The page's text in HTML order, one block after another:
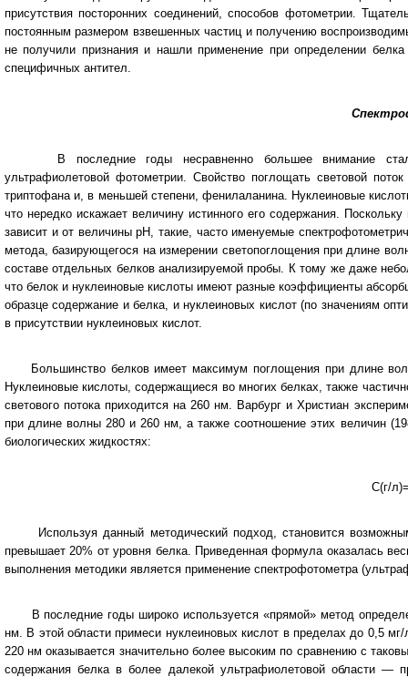
присутствия посторонних соединений, способов фотометрии.
постоянным размером взвешенных частиц и получению
не получили признания и нашли применение при определении
специфичных антител.
В последние годы несравненно большее внимание стало
ультрафиолетовой фотометрии. Свойство поглощать световой
триптофана и, в меньшей степени, фенилаланина. Нуклеиновые
что нередко искажает величину истинного его содержания.
зависит и от величины рН, такие, часто именуемые
метода, базирующегося на измерении светопоглощения при длине
составе отдельных белков анализируемой пробы. К тому же даже
что белок и нуклеиновые кислоты имеют разные коэффициенты
образце содержание и белка, и нуклеиновых кислот (по значениям
в присутствии нуклеиновых кислот.
Большинство белков имеет максимум поглощения при длине
Нуклеиновые кислоты, содержащиеся во многих белках, также
светового потока приходится на 260 нм. Варбург и Христиан
при длине волны 280 и 260 нм, а также соотношение этих величин
биологических жидкостях:
С(г/
Используя данный методический подход, становится
превышает 20% от уровня белка. Приведенная формула оказалась
выполнения методики является применение спектрофотометра
В последние годы широко используется «прямой» метод
нм. В этой области примеси нуклеиновых кислот в пределах до 0,5
220 нм оказывается значительно более высоким по сравнению с
содержания белка в более далекой ультрафиолетовой области